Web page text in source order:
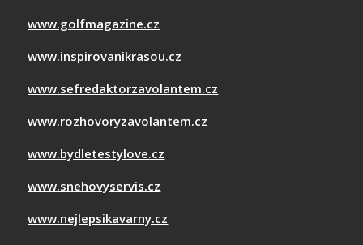
www.golfmagazine.cz
www.inspirovanikrasou.cz
www.sefredaktorzavolantem.cz
www.rozhovoryzavolantem.cz
www.bydletestylove.cz
www.snehovyservis.cz
www.nejlepsikavarny.cz